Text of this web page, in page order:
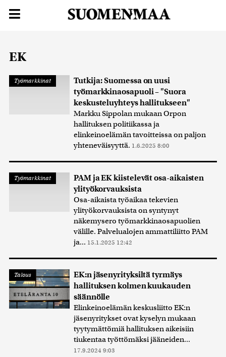
EK
Työmarkkinat
Tutkija: Suomessa on uusi
työmarkkinaosapuoli – "Suora
keskusteluyhteys hallitukseen"
Markku Sippolan mukaan Orpon
hallituksen politiikassa ja
elinkeinoelämän tavoitteissa on paljon
yhteneväisyyttä. 1.6.2025 8:00
Työmarkkinat
PAM ja EK kiistelevät osa-aikaisten
ylityökorvauksista
Osa-aikaista työaikaa tekevien
ylityökorvauksista on syntynyt
näkemysero työmarkkinaosapuolien
välille. Palvelualojen ammattiliitto PAM
ja... 15.1.2025 12:42
Talous
EK:n jäsenyrityksiltä tyrmäys
hallituksen kolmen kuukauden
säännölle
Elinkeinoelämän keskusliitto EK:n
jäsenyritykset ovat kyselyn mukaan
tyytymättömiä hallituksen aikeisiin
tiukentaa työttömäksi jääneiden...
17.9.2024 9:03